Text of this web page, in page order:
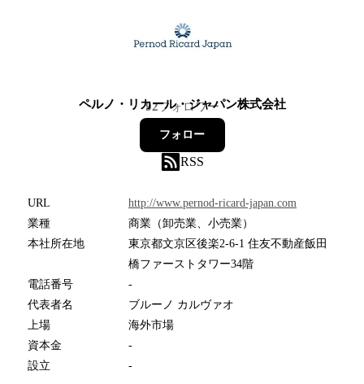
ペルノ・リカール・ジャパン株式会社
92フォロワー
フォロー
RSS
URL
http://www.pernod-ricard-japan.com
業種
商業（卸売業、小売業）
本社所在地
東京都文京区後楽2-6-1 住友不動産飯田
橋ファーストタワー34階
電話番号
-
代表者名
ブルーノ カルヴァオ
上場
海外市場
資本金
-
設立
-